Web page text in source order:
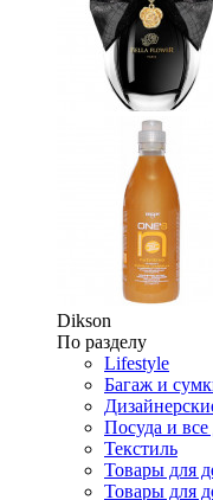
Dikson
По разделу
Lifestyle
Багаж и
Посуда и
Текстиль
Товары для
Товары для